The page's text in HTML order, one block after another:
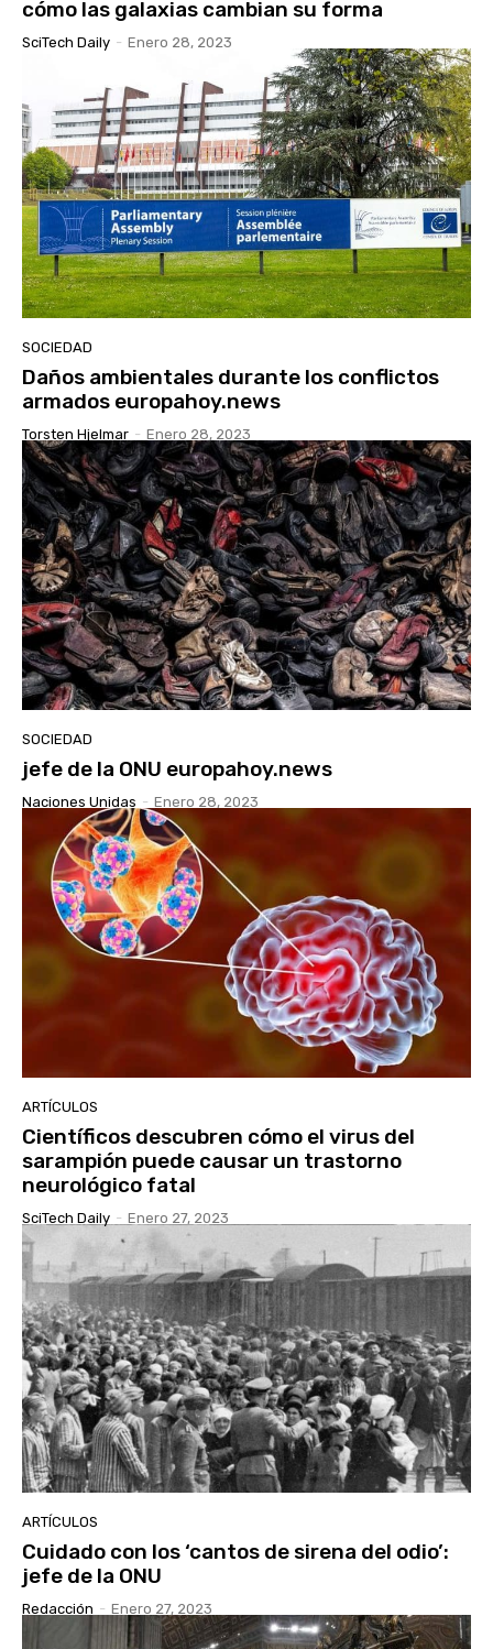
cómo las galaxias cambian su forma
SciTech Daily - Enero 28, 2023
SOCIEDAD
Daños ambientales durante los conflictos
armados europahoy.news
Torsten Hjelmar - Enero 28, 2023
SOCIEDAD
jefe de la ONU europahoy.news
Naciones Unidas - Enero 28, 2023
ARTÍCULOS
Científicos descubren cómo el virus del
sarampión puede causar un trastorno
neurológico fatal
SciTech Daily - Enero 27, 2023
ARTÍCULOS
Cuidado con los ‘cantos de sirena del odio’:
jefe de la ONU
Redacción - Enero 27, 2023